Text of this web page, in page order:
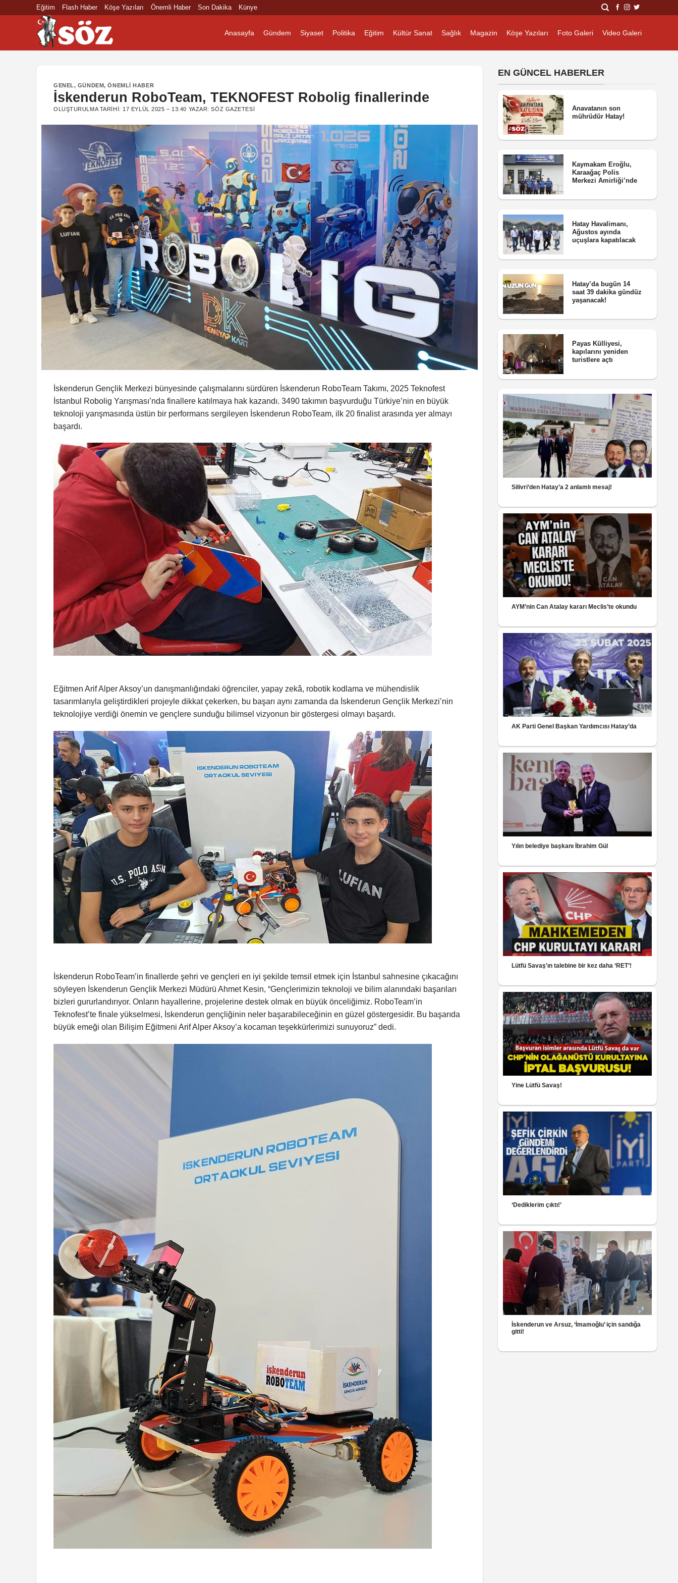
Eğitim Flash Haber Köşe Yazıları Önemli Haber Son Dakika Künye
Anasayfa Gündem Siyaset Politika Eğitim Kültür Sanat Sağlık Magazin Köşe Yazıları Foto Galeri Video Galeri
GENEL, GÜNDEM,ÖNEMLI HABER
İskenderun RoboTeam, TEKNOFEST Robolig finallerinde
OLUŞTURULMA TARIHI: 17 EYLÜL 2025 – 13:40 YAZAR:SÖZ GAZETESI
İskenderun Gençlik Merkezi bünyesinde çalışmalarını sürdüren İskenderun RoboTeam Takımı, 2025 Teknofest
İstanbul Robolig Yarışması’nda finallere katılmaya hak kazandı. 3490 takımın başvurduğu Türkiye’nin en büyük
teknoloji yarışmasında üstün bir performans sergileyen İskenderun RoboTeam, ilk 20 finalist arasında yer almayı
başardı.
Eğitmen Arif Alper Aksoy’un danışmanlığındaki öğrenciler, yapay zekâ, robotik kodlama ve mühendislik
tasarımlarıyla geliştirdikleri projeyle dikkat çekerken, bu başarı aynı zamanda da İskenderun Gençlik Merkezi’nin
teknolojiye verdiği önemin ve gençlere sunduğu bilimsel vizyonun bir göstergesi olmayı başardı.
İskenderun RoboTeam’in finallerde şehri ve gençleri en iyi şekilde temsil etmek için İstanbul sahnesine çıkacağını
söyleyen İskenderun Gençlik Merkezi Müdürü Ahmet Kesin, “Gençlerimizin teknoloji ve bilim alanındaki başarıları
bizleri gururlandırıyor. Onların hayallerine, projelerine destek olmak en büyük önceliğimiz. RoboTeam’in
Teknofest’te finale yükselmesi, İskenderun gençliğinin neler başarabileceğinin en güzel göstergesidir. Bu başarıda
büyük emeği olan Bilişim Eğitmeni Arif Alper Aksoy’a kocaman teşekkürlerimizi sunuyoruz” dedi.
EN GÜNCEL HABERLER
Anavatanın son
mührüdür Hatay!
Kaymakam Eroğlu,
Karaağaç Polis
Merkezi Amirliği’nde
Hatay Havalimanı,
Ağustos ayında
uçuşlara kapatılacak
Hatay’da bugün 14
saat 39 dakika gündüz
yaşanacak!
Payas Külliyesi,
kapılarını yeniden
turistlere açtı
Silivri’den Hatay’a 2 anlamlı mesaj!
AYM’nin Can Atalay kararı Meclis’te okundu
AK Parti Genel Başkan Yardımcısı Hatay’da
Yılın belediye başkanı İbrahim Gül
Lütfü Savaş’ın talebine bir kez daha ‘RET’!
Yine Lütfü Savaş!
‘Dediklerim çıktı!’
İskenderun ve Arsuz, ‘İmamoğlu’ için sandığa
gitti!